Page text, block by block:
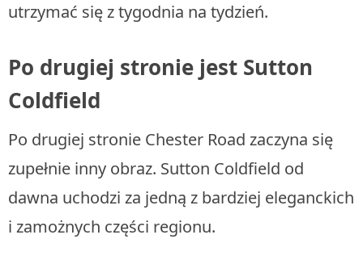
utrzymać się z tygodnia na tydzień.
Po drugiej stronie jest Sutton
Coldfield
Po drugiej stronie Chester Road zaczyna się
zupełnie inny obraz. Sutton Coldfield od
dawna uchodzi za jedną z bardziej eleganckich
i zamożnych części regionu.